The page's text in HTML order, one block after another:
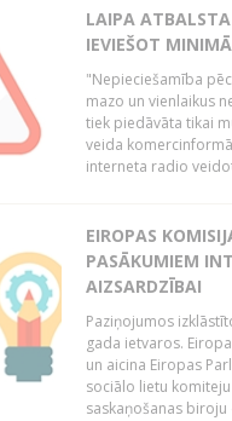
LAIPA
IEVIEŠOT
"Nepieciešamība
mazo un vienlaikus
tiek piedāvāta tikai
veida
interneta radio
EIROPAS
PASĀKUMIEM
AIZSARDZĪBAI
Paziņojumos
gada ietvaros.
un aicina Eiropas
sociālo lietu
saskaņošanas biroju